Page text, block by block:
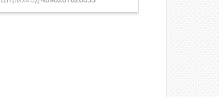
Цвет рамкиСтекло черный